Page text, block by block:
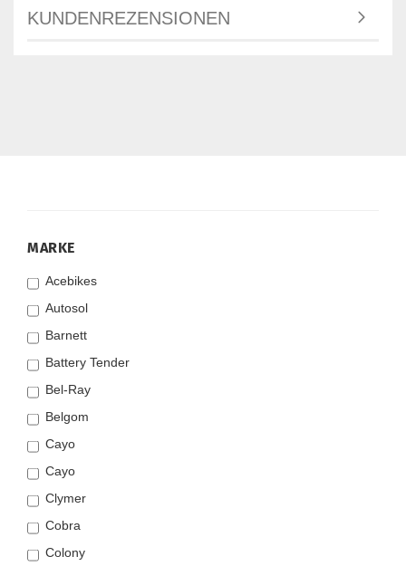
KUNDENREZENSIONEN
MARKE
MARKE
Acebikes
Autosol
Barnett
Battery Tender
Bel-Ray
Belgom
Cayo
Cayo
Clymer
Cobra
Colony